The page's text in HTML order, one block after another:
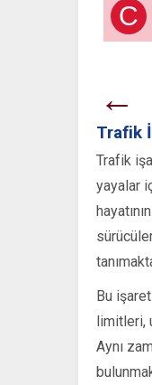
C
←
Trafik
Trafik
yayalar
Bu
limitleri,
Aynı